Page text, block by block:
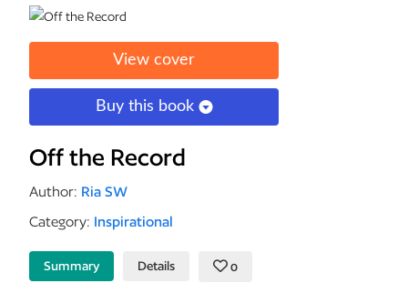
View cover
Buy this book
Off the Record
Author: Ria SW
Category: Inspirational
Summary Details 0